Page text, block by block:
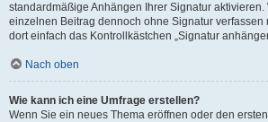
standardmäßige Anhängen Ihrer Signatur aktivieren.
einzelnen Beitrag dennoch ohne Signatur verfassen
dort einfach das Kontrollkästchen „Signatur
Nach oben
Wie kann ich eine Umfrage erstellen?
Wenn Sie ein neues Thema eröffnen oder den